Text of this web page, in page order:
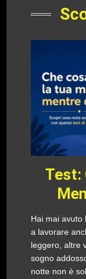
Test:
Hai mai avuto
a lavorare
leggero, altre
sogno
notte non è